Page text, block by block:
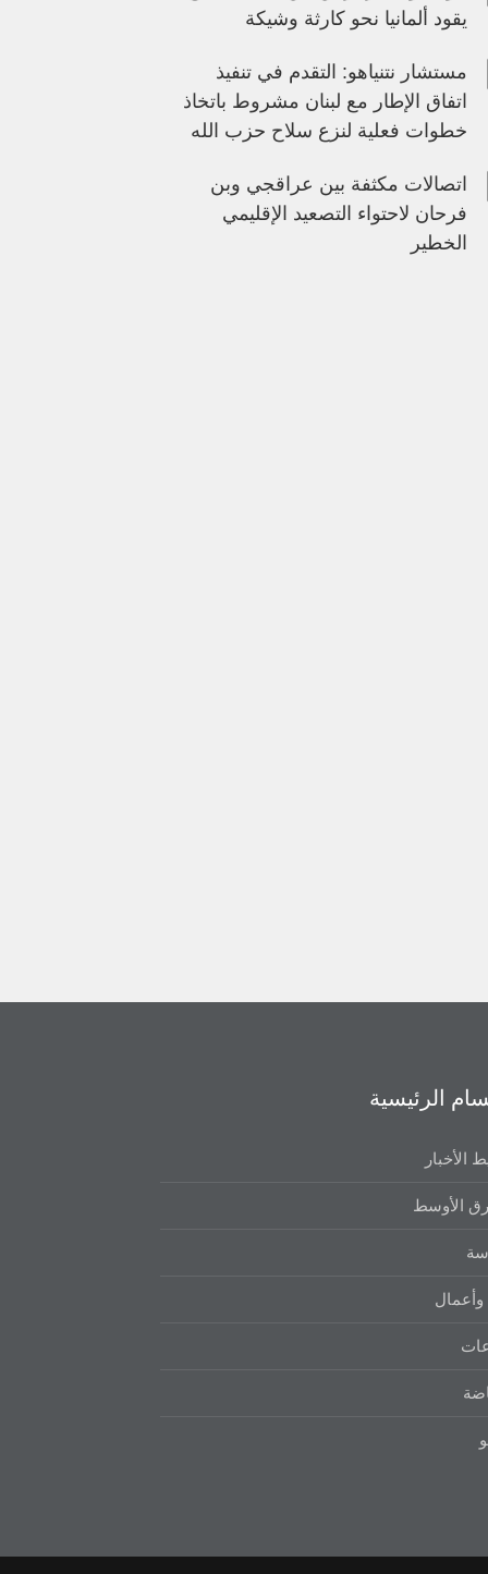
يقود ألمانيا نحو كارثة وشيكة
مستشار نتنياهو: التقدم في تنفيذ
اتفاق الإطار مع لبنان مشروط باتخاذ
خطوات فعلية لنزع سلاح حزب الله
اتصالات مكثفة بين عراقجي وبن
فرحان لاحتواء التصعيد الإقليمي
الخطير
الرئيسية
الأخبار
الأوسط